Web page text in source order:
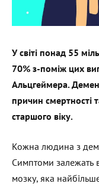
У світі понад 55
70% з-поміж цих
Альцгеймера.
причин смертності
старшого віку.
Кожна людина з
Симптоми залежать
мозку, яка